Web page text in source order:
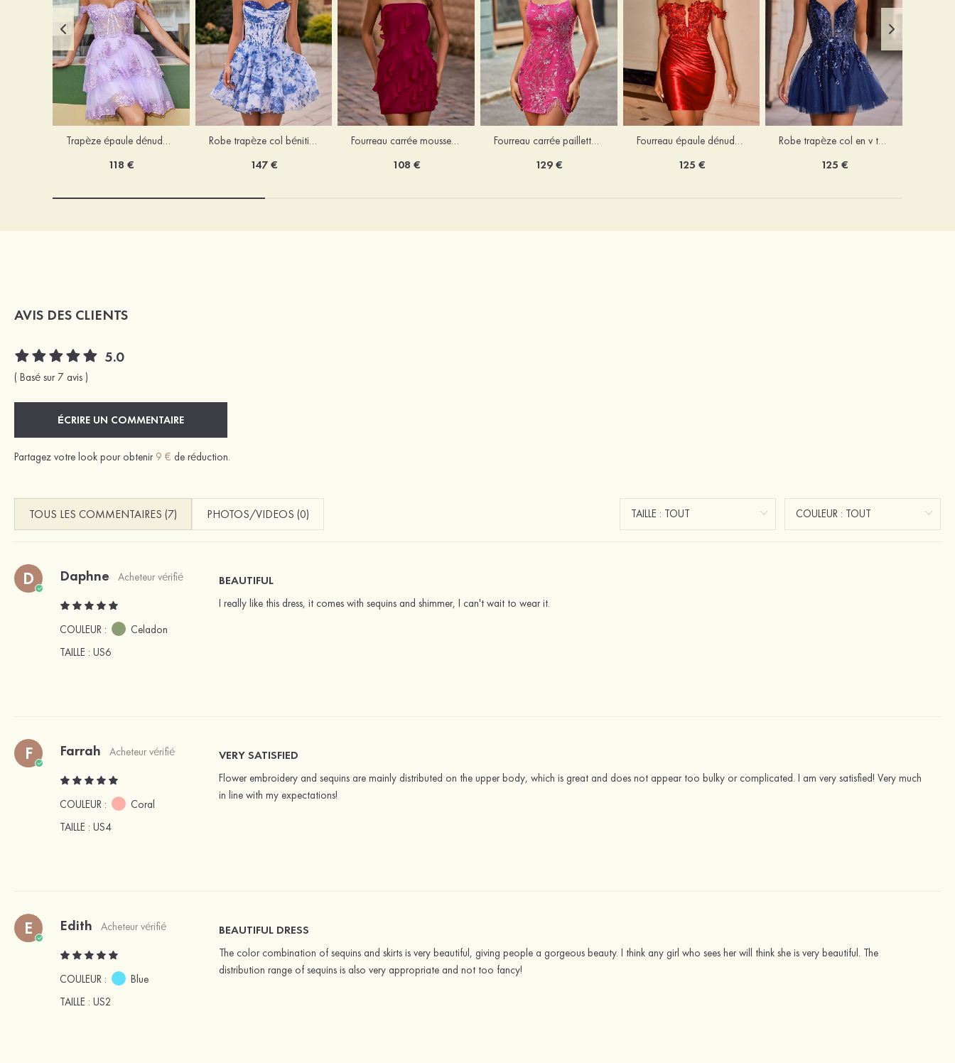
Trapèze épaule dénudée tulle courte/mini robe de fête de la rentrée avec paillettes
118 €
Robe trapèze col bénitier mousseline courte/mini robe de fête de la rentrée avec appliqué
147 €
Fourreau carrée mousseline courte/mini robe de fête de la rentré avec volants
108 €
Fourreau carrée paillettes courte/mini robe de fête de la rentrée
129 €
Fourreau épaule dénudée soie comme du satin courte/mini robe de fête de la rentrée
125 €
Robe trapèze col en v tulle courte/mini robe de fête de la rentrée avec poches paillettes
125 €
AVIS DES CLIENTS
5.0
( Basé sur 7 avis )
ÉCRIRE UN COMMENTAIRE
Partagez votre look pour obtenir 9 € de réduction.
TOUS LES COMMENTAIRES (7) PHOTOS/VIDEOS (0)
D Daphne Acheteur vérifié
COULEUR :
Celadon
TAILLE : US6
BEAUTIFUL
I really like this dress, it comes with sequins and shimmer, I can't wait to wear it.
F Farrah Acheteur vérifié
COULEUR :
Coral
TAILLE : US4
VERY SATISFIED
Flower embroidery and sequins are mainly distributed on the upper body, which is great and does not appear too bulky or complicated. I am very satisfied! Very much
in line with my expectations!
E Edith Acheteur vérifié
COULEUR :
Blue
TAILLE : US2
BEAUTIFUL DRESS
The color combination of sequins and skirts is very beautiful, giving people a gorgeous beauty. I think any girl who sees her will think she is very beautiful. The
distribution range of sequins is also very appropriate and not too fancy!